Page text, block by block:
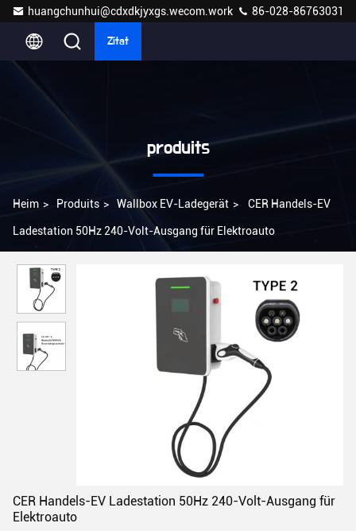
huangchunhui@cdxdkjyxgs.wecom.work 86-028-86763031
Zitat
produits
Heim > Produits > Wallbox EV-Ladegerät > CER Handels-EV
Ladestation 50Hz 240-Volt-Ausgang für Elektroauto
CER Handels-EV Ladestation 50Hz 240-Volt-Ausgang für
Elektroauto